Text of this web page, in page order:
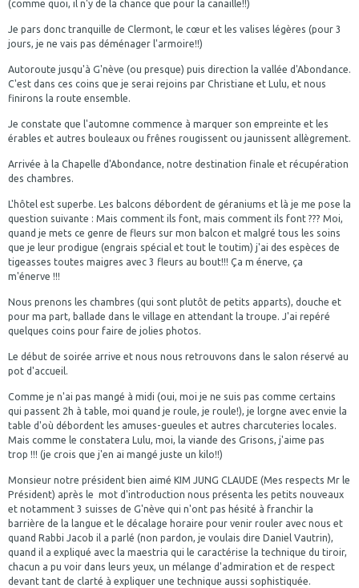
(comme quoi, il n'y de la chance que pour la canaille!!)
Je pars donc tranquille de Clermont, le cœur et les valises légères (pour 3
jours, je ne vais pas déménager l'armoire!!)
Autoroute jusqu'à G'nève (ou presque) puis direction la vallée d'Abondance.
C'est dans ces coins que je serai rejoins par Christiane et Lulu, et nous
finirons la route ensemble.
Je constate que l'automne commence à marquer son empreinte et les
érables et autres bouleaux ou frênes rougissent ou jaunissent allègrement.
Arrivée à la Chapelle d'Abondance, notre destination finale et récupération
des chambres.
L'hôtel est superbe. Les balcons débordent de géraniums et là je me pose la
question suivante : Mais comment ils font, mais comment ils font ??? Moi,
quand je mets ce genre de fleurs sur mon balcon et malgré tous les soins
que je leur prodigue (engrais spécial et tout le toutim) j'ai des espèces de
tigeasses toutes maigres avec 3 fleurs au bout!!! Ça m énerve, ça
m'énerve !!!
Nous prenons les chambres (qui sont plutôt de petits apparts), douche et
pour ma part, ballade dans le village en attendant la troupe. J'ai repéré
quelques coins pour faire de jolies photos.
Le début de soirée arrive et nous nous retrouvons dans le salon réservé au
pot d'accueil.
Comme je n'ai pas mangé à midi (oui, moi je ne suis pas comme certains
qui passent 2h à table, moi quand je roule, je roule!), je lorgne avec envie la
table d'où débordent les amuses-gueules et autres charcuteries locales.
Mais comme le constatera Lulu, moi, la viande des Grisons, j'aime pas
trop !!! (je crois que j'en ai mangé juste un kilo!!)
Monsieur notre président bien aimé KIM JUNG CLAUDE (Mes respects Mr le
Président) après le mot d'introduction nous présenta les petits nouveaux
et notamment 3 suisses de G'nève qui n'ont pas hésité à franchir la
barrière de la langue et le décalage horaire pour venir rouler avec nous et
quand Rabbi Jacob il a parlé (non pardon, je voulais dire Daniel Vautrin),
quand il a expliqué avec la maestria qui le caractérise la technique du tiroir,
chacun a pu voir dans leurs yeux, un mélange d'admiration et de respect
devant tant de clarté à expliquer une technique aussi sophistiquée.